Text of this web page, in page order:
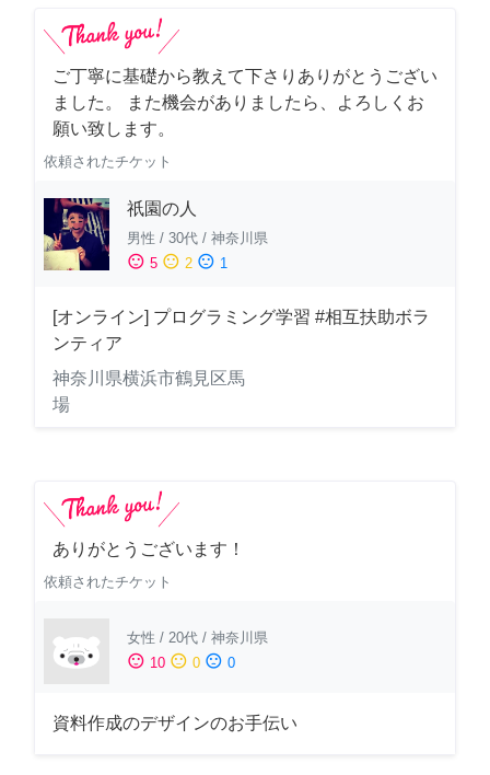
ご丁寧に基礎から教えて下さりありがとうござい
ました。 また機会がありましたら、よろしくお
願い致します。
依頼されたチケット
祇園の人
男性 / 30代 / 神奈川県
sentiment_satisfied 5 sentiment_neutral 2 sentiment_dissatisfied 1
[オンライン] プログラミング学習 #相互扶助ボラ
ンティア
神奈川県横浜市鶴見区馬
場
ありがとうございます！
依頼されたチケット
女性 / 20代 / 神奈川県
sentiment_satisfied 10 sentiment_neutral 0 sentiment_dissatisfied 0
資料作成のデザインのお手伝い